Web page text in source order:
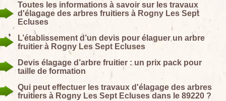
Toutes les informations à savoir sur les travaux
d'élagage des arbres fruitiers à Rogny Les Sept
Ecluses
L’établissement d’un devis pour élaguer un arbre
fruitier à Rogny Les Sept Ecluses
Devis élagage d’arbre fruitier : un prix pack pour
taille de formation
Qui peut effectuer les travaux d'élagage des arbres
fruitiers à Rogny Les Sept Ecluses dans le 89220 ?